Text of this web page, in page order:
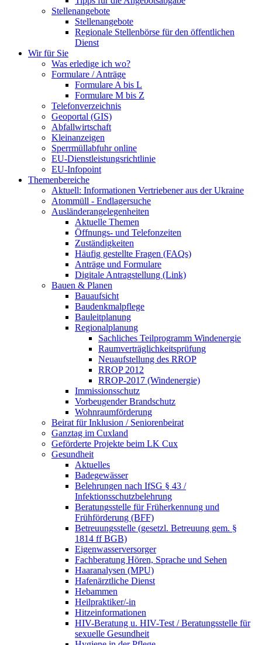
Stellenangebote
Stellenangebote
Regionale Stellenbörse für den öffentlichen
Dienst
Wir für Sie
Was erledige ich wo?
Formulare / Anträge
Formulare A bis L
Formulare M bis Z
Telefonverzeichnis
Geoportal (GIS)
Abfallwirtschaft
Kleinanzeigen
Sperrmüllabfuhr online
EU-Dienstleistungsrichtlinie
EU-Infopoint
Themenbereiche
Aktuell: Informationen Vertriebener aus der Ukraine
Atommüll - Endlagersuche
Ausländerangelegenheiten
Aktuelle Themen
Öffnungs- und Telefonzeiten
Zuständigkeiten
Häufig gestellte Fragen (FAQs)
Anträge und Formulare
Digitale Antragstellung (Link)
Bauen & Planen
Bauaufsicht
Baudenkmalpflege
Bauleitplanung
Regionalplanung
Sachliches Teilprogramm Windenergie
Raumverträglichkeitsprüfung
Neuaufstellung des RROP
RROP 2012
RROP-2017 (Windenergie)
Immissionsschutz
Vorbeugender Brandschutz
Wohnraumförderung
Beirat für Inklusion / Seniorenbeirat
Ganztag im Cuxland
Geförderte Projekte beim LK Cux
Gesundheit
Aktuelles
Badegewässer
Belehrungen nach IfSG § 43 /
Infektionsschutzbelehrung
Beratungsstelle für Früherkennung und
Frühförderung (BFF)
Betreuungsstelle (gesetzl. Betreuung gem. §
1814 ff BGB)
Eigenwasserversorger
Fachberatung Hören, Sprache und Sehen
Haaranalysen (MPU)
Hafenärztliche Dienst
Hebammen
Heilpraktiker/-in
Hitzeinformationen
HIV-Beratung u. HIV-Test / Beratungsstelle für
sexuelle Gesundheit